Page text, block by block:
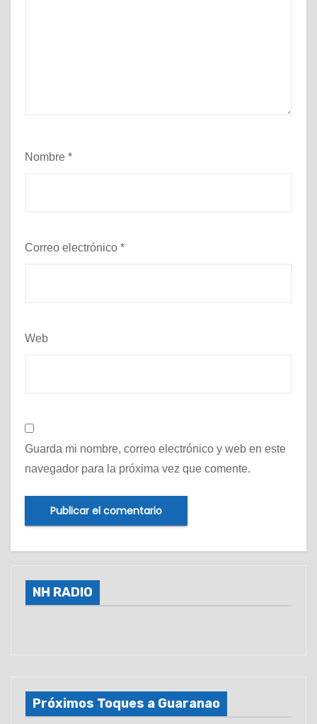
Nombre *
Correo electrónico *
Web
Guarda mi nombre, correo electrónico y web en este
navegador para la próxima vez que comente.
NH RADIO
Próximos Toques a Guaranao